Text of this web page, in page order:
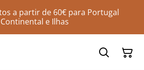
a partir de 60€ para Portugal
Continental e Ilhas